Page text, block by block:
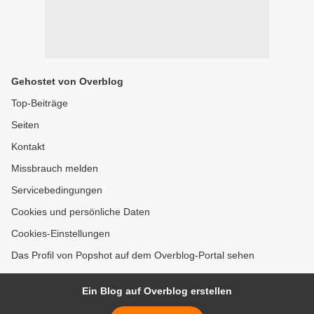
Gehostet von Overblog
Top-Beiträge
Seiten
Kontakt
Missbrauch melden
Servicebedingungen
Cookies und persönliche Daten
Cookies-Einstellungen
Das Profil von Popshot auf dem Overblog-Portal sehen
Ein Blog auf Overblog erstellen